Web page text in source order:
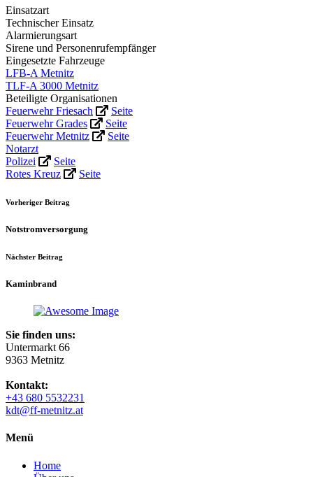
Einsatzart
Technischer Einsatz
Alarmierungsart
Sirene und Personenrufempfänger
Eingesetzte Fahrzeuge
LFB-A Metnitz
TLF-A 3000 Metnitz
Beteiligte Organisationen
Feuerwehr Friesach
Seite
Feuerwehr Grades
Seite
Feuerwehr Metnitz
Seite
Notarzt
Polizei
Seite
Rotes Kreuz
Seite
Vorheriger Beitrag
Notstromversorgung
Nächster Beitrag
Kaminbrand
Sie finden uns:
Untermarkt 66
9363 Metnitz
Kontakt:
+43 680 5532231
kdt@ff-metnitz.at
Menü
Home